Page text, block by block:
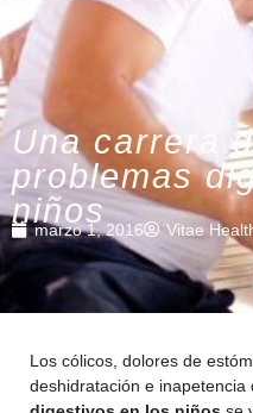
Una carrera
problemas
niños
marzo 1, 2016 Vitae
Los cólicos, dolores de
deshidratación e inapetencia